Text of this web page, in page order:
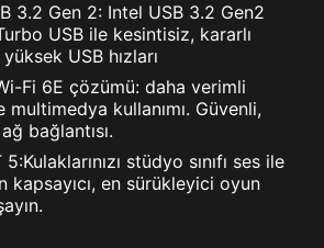
3.2 Gen 2: Intel USB 3.2 Gen2
USB ile kesintisiz, kararlı
USB hızları
Fi 6E çözümü: daha verimli
kullanımı. Güvenli,
bağlantısı.
stüdyo sınıfı ses ile
kapsayıcı, en sürükleyici oyun